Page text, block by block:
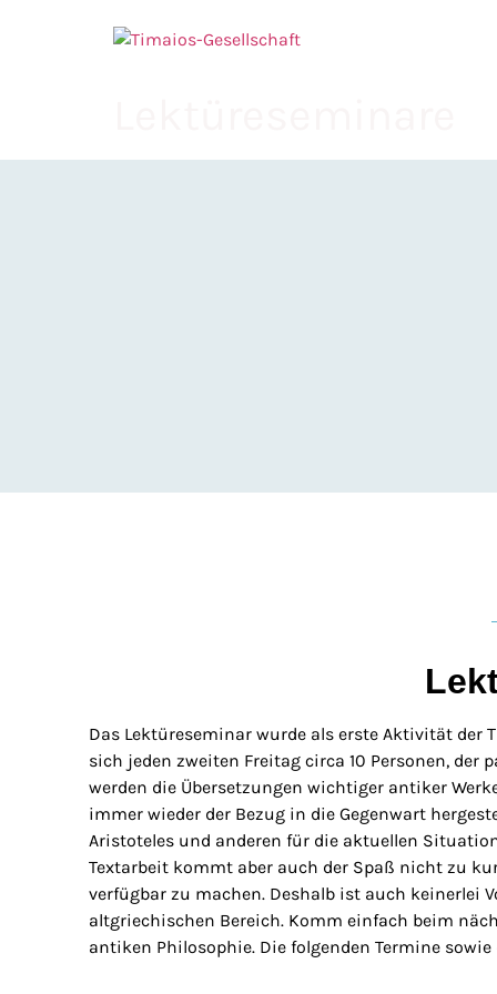
Das Lektüreseminar wurde als erste Aktivität der
sich jeden zweiten Freitag circa 10 Personen, der
werden die Übersetzungen wichtiger antiker
immer wieder der Bezug in die Gegenwart
Aristoteles und anderen für die aktuellen
Textarbeit kommt aber auch der Spaß nicht zu
verfügbar zu machen. Deshalb ist auch keinerlei
altgriechischen Bereich. Komm einfach beim
antiken Philosophie. Die folgenden Termine